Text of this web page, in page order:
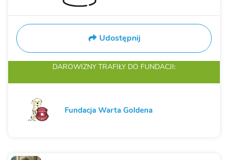
Udostępnij
DAROWIZNY TRAFIŁY DO FUNDACJI:
Fundacja Warta Goldena